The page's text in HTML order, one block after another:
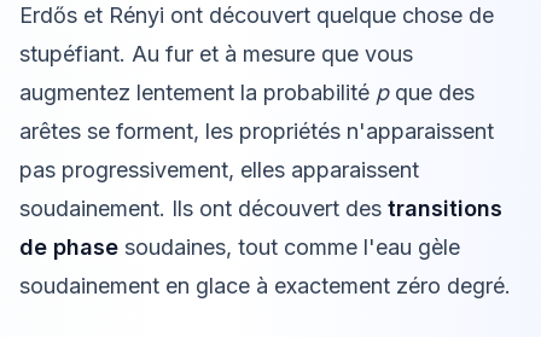
Erdős et Rényi ont découvert quelque chose de
stupéfiant. Au fur et à mesure que vous
augmentez lentement la probabilité pque des
arêtes se forment, les propriétés n'apparaissent
pas progressivement, elles apparaissent
soudainement. Ils ont découvert des transitions
de phase soudaines, tout comme l'eau gèle
soudainement en glace à exactement zéro degré.